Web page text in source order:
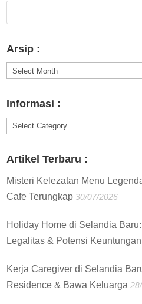
Arsip :
Arsip
Informasi :
Informasi
Artikel Terbaru :
Misteri Kelezatan Menu
Cafe Terungkap 30/07/2026
Holiday Home di Selandia
Legalitas & Potensi
Kerja Caregiver di Selandia
Residence & Bawa Keluarga